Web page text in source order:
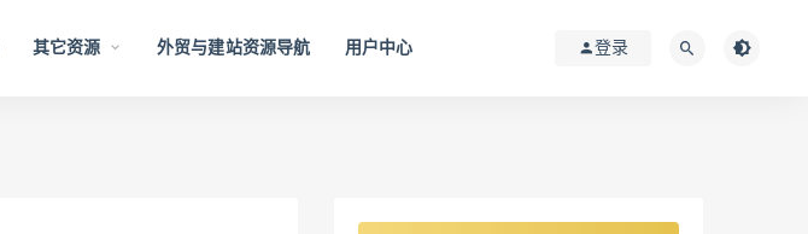
其它资源 外贸与建站资源导航 用户中心 登录